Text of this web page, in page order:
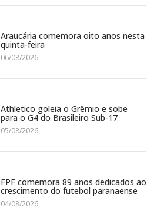
Araucária comemora oito anos nesta
quinta-feira
06/08/2026
Athletico goleia o Grêmio e sobe
para o G4 do Brasileiro Sub-17
05/08/2026
FPF comemora 89 anos dedicados ao
crescimento do futebol paranaense
04/08/2026